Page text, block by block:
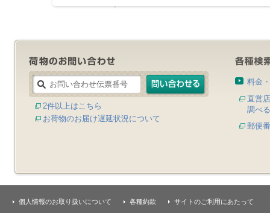
2件以上はこちら
お荷物のお届け遅延状況について
料金
直営
調べる
郵便
個人情報のお取り扱いについて 各種約款 サイトのご利用にあたって